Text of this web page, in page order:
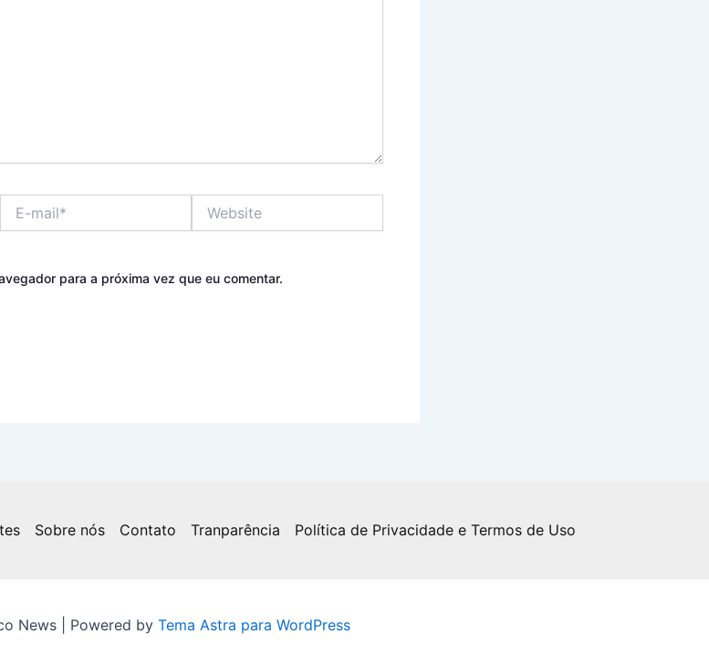
mail*
para a próxima vez que eu comentar.
Sobre nós Contato Tranparência Política de Privacidade e Termos de Uso
News | Powered by Tema Astra para WordPress